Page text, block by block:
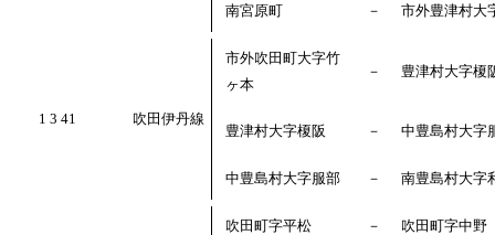
南宮原町 － 市外豊津村大
1 3 41 吹田伊丹線
市外吹田町大字竹
ヶ本
－ 豊津村大字榎
豊津村大字榎阪 － 中豊島村大字
中豊島村大字服部 － 南豊島村大字
吹田町字平松 － 吹田町字中野